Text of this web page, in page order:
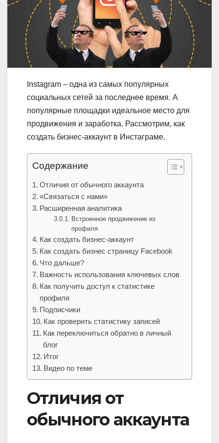
Instagram – одна из самых популярных
социальных сетей за последнее время. А
популярные площадки идеальное место для
продвижения и заработка. Рассмотрим, как
создать бизнес-аккаунт в Инстаграме.
Содержание
Отличия от обычного аккаунта
«Связаться с нами»
Расширенная аналитика
Встроенное продвижение из
профиля
Как создать бизнес-аккаунт
Как создать бизнес страницу Facebook
Что дальше?
Важность использования ключевых слов
Как получить доступ к статистике
профиля
Подписчики
Как проверить статистику записей
Как переключиться обратно в личный
блог
Итог
Видео по теме
Отличия от
обычного аккаунта